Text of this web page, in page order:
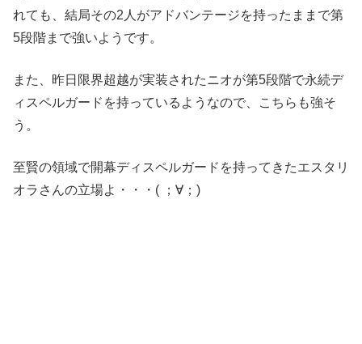
れても、結局その2人がアドバンテージを持ったままで第
5段階まで強いようです。
また、昨日限界超越が実装されたニオが第5段階で永続デ
ィスペルガードを持っているようなので、こちらも強そ
う。
至賢の領域で開幕ディスペルガードを持ってきたエスタリ
オラさんの立場よ・・・( ；∀；)